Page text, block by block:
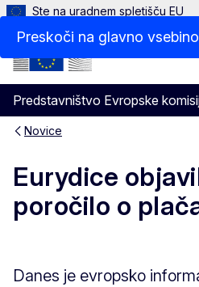
Preskoči na glavno vsebino
Ste na uradnem spletišču EU
Predstavništvo Evropske
Menu
Novice
Eurydice
poročilo o
Danes je evropsko